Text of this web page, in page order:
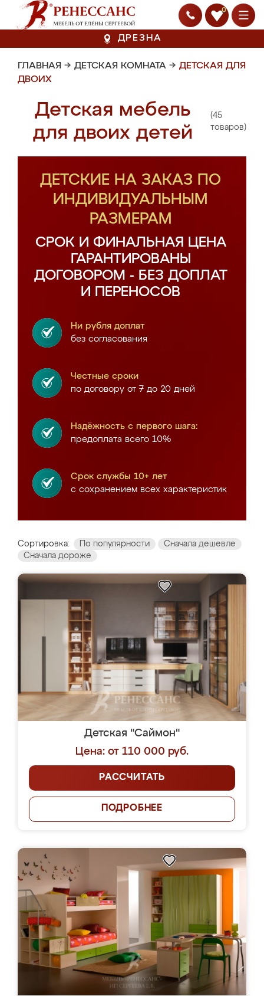
0
ДРЕЗНА
ГЛАВНАЯ → ДЕТСКАЯ КОМНАТА → ДЕТСКАЯ ДЛЯ
ДВОИХ
Детская мебель
для двоих детей
(45
товаров)
ДЕТСКИЕ НА ЗАКАЗ ПО
ИНДИВИДУАЛЬНЫМ
РАЗМЕРАМ
СРОК И ФИНАЛЬНАЯ ЦЕНА
ГАРАНТИРОВАНЫ
ДОГОВОРОМ - БЕЗ ДОПЛАТ
И ПЕРЕНОСОВ
Ни рубля доплат
без согласования
Честные сроки
по договору от 7 до 20 дней
Надёжность с первого шага:
предоплата всего 10%
Срок службы 10+ лет
с сохранением всех характеристик
Сортировка: По популярности
Сначала дешевле
Сначала дороже
Детская "Саймон"
Цена: от 110 000 руб.
РАССЧИТАТЬ
ПОДРОБНЕЕ